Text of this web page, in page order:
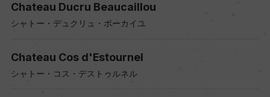
Chateau Ducru Beaucaillou
シャトー・デュクリュ・ボーカイユ
Chateau Cos d'Estournel
シャトー・コス・デストゥルネル